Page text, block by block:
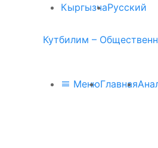
КыргызчаРусский
Кутбилим –
МенюГлавная